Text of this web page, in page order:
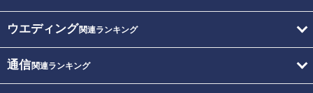
ウエディング関連ランキング
通信関連ランキング